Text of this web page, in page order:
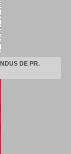
DE PR.